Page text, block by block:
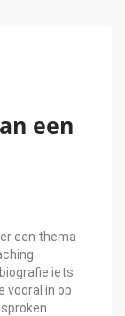
een
een thema
iets
vooral in op